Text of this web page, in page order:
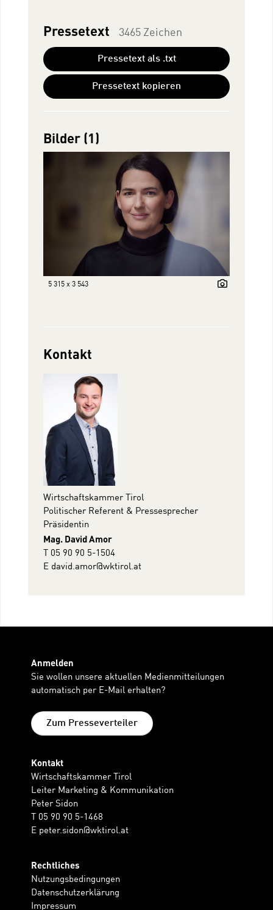
Pressetext 3465 Zeichen
Pressetext als .txt
Pressetext kopieren
Bilder (1)
5 315 x 3 543
Kontakt
Wirtschaftskammer Tirol
Politischer Referent & Pressesprecher
Präsidentin
Mag. David Amor
T 05 90 90 5-1504
E david.amor@wktirol.at
Anmelden
Sie wollen unsere aktuellen Medienmitteilungen
automatisch per E-Mail erhalten?
Zum Presseverteiler
Kontakt
Wirtschaftskammer Tirol
Leiter Marketing & Kommunikation
Peter Sidon
T 05 90 90 5-1468
E peter.sidon@wktirol.at
Rechtliches
Nutzungsbedingungen
Datenschutzerklärung
Impressum